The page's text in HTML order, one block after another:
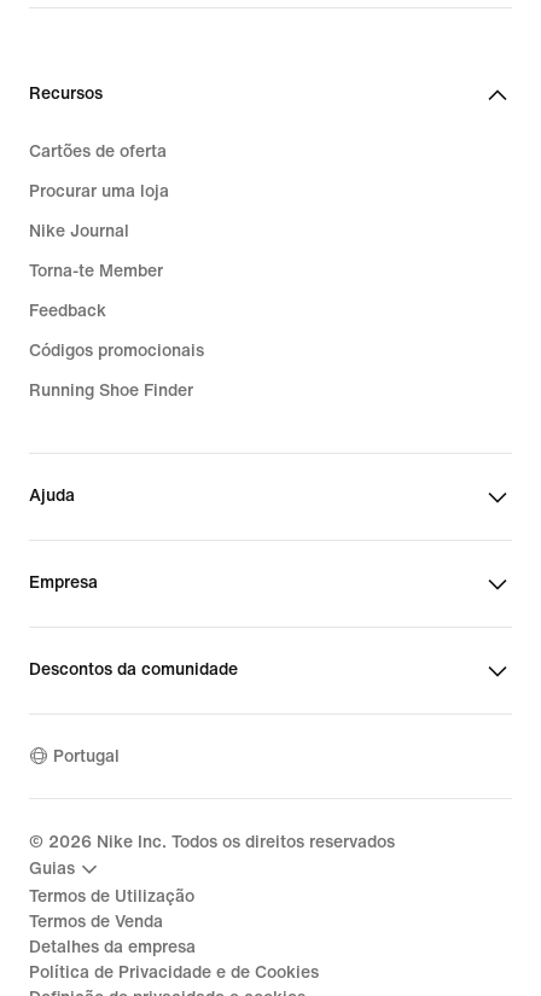
Recursos
Cartões de oferta
Procurar uma loja
Nike Journal
Torna-te Member
Feedback
Códigos promocionais
Running Shoe Finder
Ajuda
Empresa
Descontos da comunidade
Portugal
© 2026 Nike Inc. Todos os direitos reservados
Guias
Termos de Utilização
Termos de Venda
Detalhes da empresa
Política de Privacidade e de Cookies